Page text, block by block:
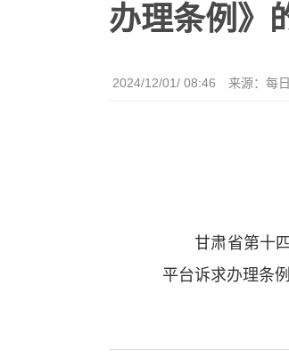
办理条例》
2024/12/01/ 08:46 来源：每
甘肃省第十四
平台诉求办理条